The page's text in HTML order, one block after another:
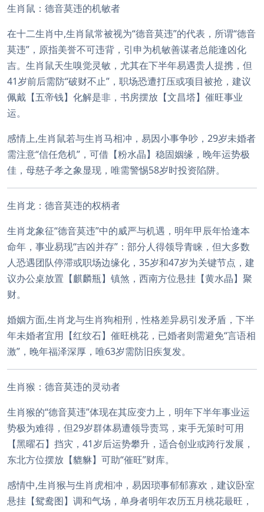
生肖鼠：德音莫违的机敏者
在十二生肖中,生肖鼠常被视为“德音莫违”的代表，所谓“德音
莫违”，原指美誉不可违背，引申为机敏善谋者总能逢凶化
吉。生肖鼠天生嗅觉灵敏，尤其在下半年易遇贵人提携，但
41岁前后需防“破财不止”，职场恐遭打压或项目被抢，建议
佩戴【五帝钱】化解是非，书房摆放【文昌塔】催旺事业
运。
感情上,生肖鼠若与生肖马相冲，易因小事争吵，29岁未婚者
需注意“信任危机”，可借【粉水晶】稳固姻缘，晚年运势极
佳，母慈子孝之象显现，唯需警惕58岁时投资陷阱。
生肖龙：德音莫违的权柄者
生肖龙象征“德音莫违”中的威严与机遇，明年甲辰年恰逢本
命年，事业易现“吉凶并存”：部分人得领导青睐，但大多数
人恐遇团队停滞或职场边缘化，35岁和47岁为关键节点，建
议办公桌放置【麒麟瓶】镇煞，西南方位悬挂【黄水晶】聚
财。
婚姻方面,生肖龙与生肖狗相刑，性格差异易引发矛盾，下半
年未婚者宜用【红纹石】催旺桃花，已婚者则需避免“言语相
激”，晚年福泽深厚，唯63岁需防旧疾复发。
生肖猴：德音莫违的灵动者
生肖猴的“德音莫违”体现在其应变力上，明年下半年事业运
势极为难得，但29岁群体易遭领导责骂，束手无策时可用
【黑曜石】挡灾，41岁后运势攀升，适合创业或跨行发展，
东北方位摆放【貔貅】可助“催旺”财库。
感情中,生肖猴与生肖虎相冲，易因琐事郁郁寡欢，建议卧室
悬挂【鸳鸯图】调和气场，单身者明年农历五月桃花最旺，